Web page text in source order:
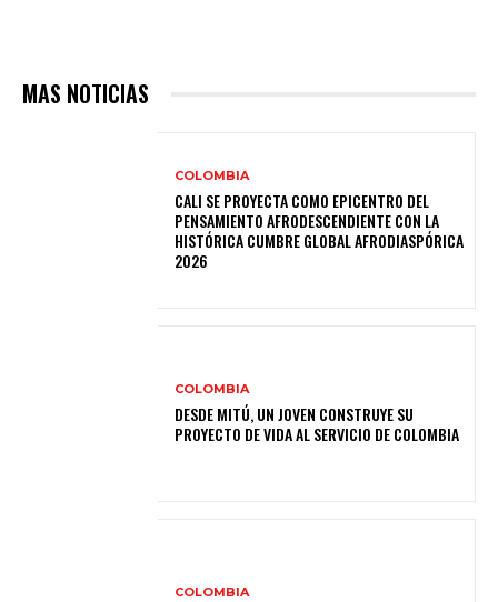
MAS NOTICIAS
COLOMBIA
CALI SE PROYECTA COMO EPICENTRO DEL
PENSAMIENTO AFRODESCENDIENTE CON LA
HISTÓRICA CUMBRE GLOBAL AFRODIASPÓRICA
2026
COLOMBIA
DESDE MITÚ, UN JOVEN CONSTRUYE SU
PROYECTO DE VIDA AL SERVICIO DE COLOMBIA
COLOMBIA